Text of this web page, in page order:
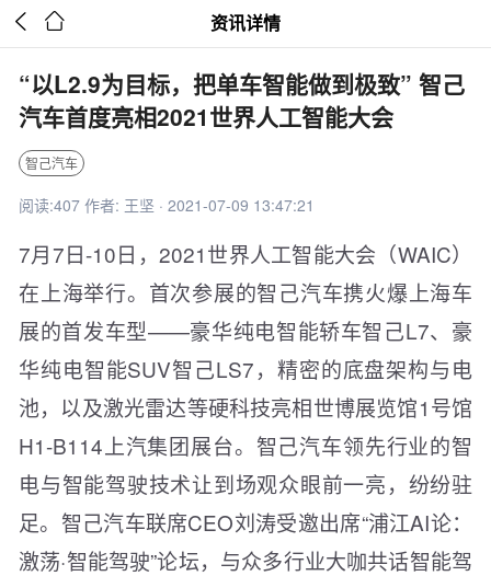
  资讯详情
“以L2.9为目标，把单车智能做到极致” 智己
汽车首度亮相2021世界人工智能大会
智己汽车
阅读:407 作者: 王坚 · 2021-07-09 13:47:21
7月7日-10日，2021世界人工智能大会（WAIC）
在上海举行。首次参展的智己汽车携火爆上海车
展的首发车型——豪华纯电智能轿车智己L7、豪
华纯电智能SUV智己LS7，精密的底盘架构与电
池，以及激光雷达等硬科技亮相世博展览馆1号馆
H1-B114上汽集团展台。智己汽车领先行业的智
电与智能驾驶技术让到场观众眼前一亮，纷纷驻
足。智己汽车联席CEO刘涛受邀出席“浦江AI论：
激荡·智能驾驶”论坛，与众多行业大咖共话智能驾